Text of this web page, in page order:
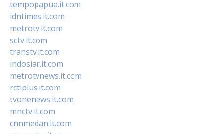
tempopapua.it.com
idntimes.it.com
metrotv.it.com
sctv.it.com
transtv.it.com
indosiar.it.com
metrotvnews.it.com
rctiplus.it.com
tvonenews.it.com
mnctv.it.com
cnnmedan.it.com